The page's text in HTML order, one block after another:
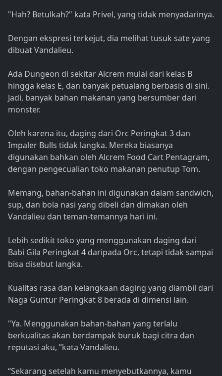
"Hah? Betulkah?" kata Privel, yang tidak menyadarinya.
Dengan ekspresi terkejut, dia melihat tusuk sate yang
dibuat Vandalieu.
Ada Dungeon di sekitar Alcrem mulai dari kelas B
hingga kelas E, dan banyak petualang berbasis di sini.
Jadi, banyak bahan makanan yang bersumber dari
monster.
Oleh karena itu, daging dari Orc Peringkat 3 dan
Impaler Bulls tidak langka. Mereka biasanya
digunakan bahkan oleh Alcrem Food Cart Pentagram,
dengan pengecualian toko makanan penutup Tom.
Memang, bahan-bahan ini digunakan dalam sandwich,
sup, dan bola nasi yang dibeli dan dimakan oleh
Vandalieu dan teman-temannya hari ini.
Lebih sedikit toko yang menggunakan daging dari
Babi Gila Peringkat 4 daripada Orc, tetapi tidak sampai
bisa disebut langka.
Kualitas rasa dan kelangkaan daging yang diambil dari
Naga Guntur Peringkat 8 berada di dimensi lain.
"Ya. Menggunakan bahan-bahan yang terlalu
berkualitas akan berdampak buruk bagi citra dan
reputasi aku, ”kata Vandalieu.
“Sekarang setelah kamu menyebutkannya, kamu